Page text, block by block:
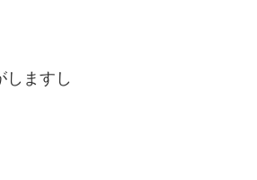
しますし